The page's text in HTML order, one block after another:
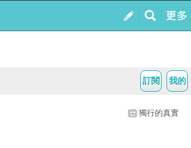
我的
訂閱
獨行的真實